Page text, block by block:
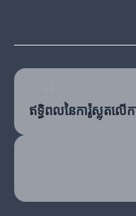
ឥទ្ធិពលនៃការ៉ូស្លុតល